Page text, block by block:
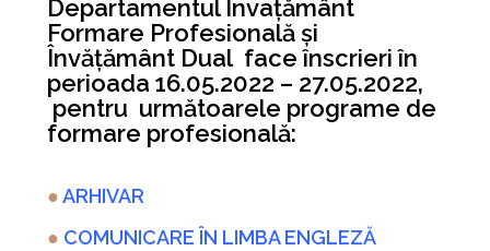
Departamentul Învațământ
Formare Profesională și
Învățământ Dual face înscrieri în
perioada 16.05.2022 – 27.05.2022,
pentru următoarele programe de
formare profesională:
●ARHIVAR
● COMUNICARE ÎN LIMBA ENGLEZĂ